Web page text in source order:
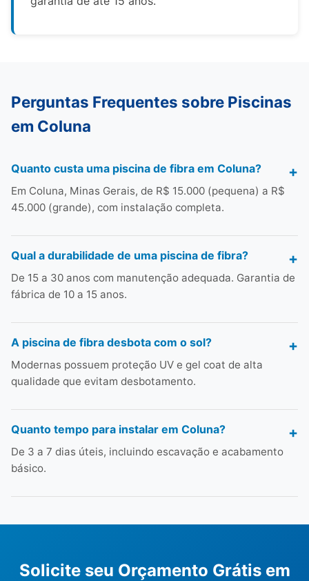
Perguntas Frequentes sobre Piscinas
em Coluna
Quanto custa uma piscina de fibra em Coluna?
Em Coluna, Minas Gerais, de R$ 15.000 (pequena) a R$
45.000 (grande), com instalação completa.
Qual a durabilidade de uma piscina de fibra?
De 15 a 30 anos com manutenção adequada. Garantia de
fábrica de 10 a 15 anos.
A piscina de fibra desbota com o sol?
Modernas possuem proteção UV e gel coat de alta
qualidade que evitam desbotamento.
Quanto tempo para instalar em Coluna?
De 3 a 7 dias úteis, incluindo escavação e acabamento
básico.
Solicite seu Orçamento Grátis em